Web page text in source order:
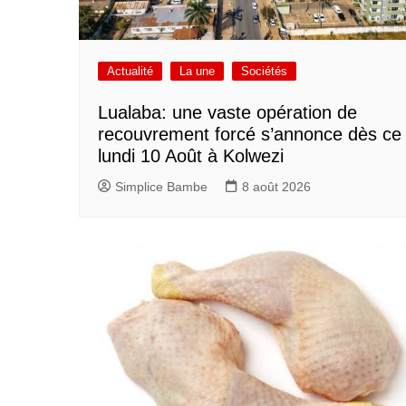
Actualité La une Sociétés
Lualaba: une vaste opération de
recouvrement forcé s’annonce dès ce
lundi 10 Août à Kolwezi
Simplice Bambe 8 août 2026